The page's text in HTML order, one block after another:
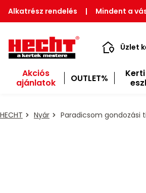
Alkatrész rendelés | Mindent a
Üzlet
Akciós
ajánlatok
OUTLET%
HECHT Nyár Paradicsom gondozási